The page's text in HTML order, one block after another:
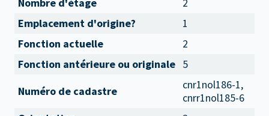
Emplacement d'origine?
1
Fonction actuelle
2
Fonction antérieure ou originale 5
Numéro de cadastre
cnr1nol186-1,
cnrr1nol185-6